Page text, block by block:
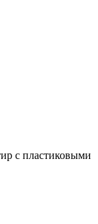
с пластиковыми